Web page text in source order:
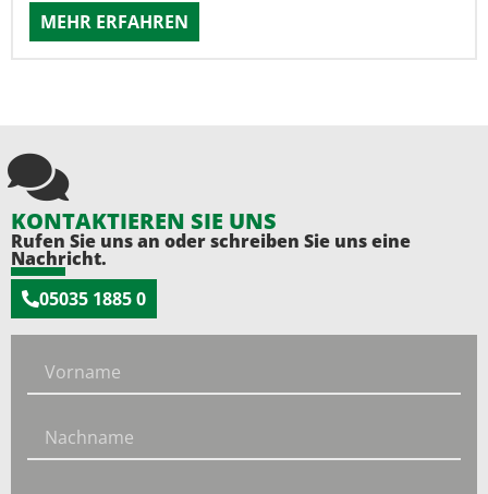
MEHR ERFAHREN
KONTAKTIEREN SIE UNS
Rufen Sie uns an oder schreiben Sie uns eine
Nachricht.
05035 1885 0